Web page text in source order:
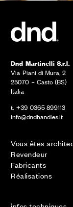
Dnd Martinelli S.r.l.
Via Piani di Mura, 2
25070 – Casto (BS)
Italia
t. +39 0365 899113
info@dndhandles.it
Vous êtes
Revendeur
Fabricants
Réalisations